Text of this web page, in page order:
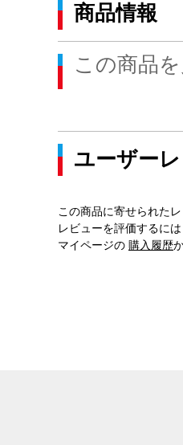
商品情報
この商品
ユーザー
この商品に寄せられた
レビューを評価するには
マイページの 購入履歴